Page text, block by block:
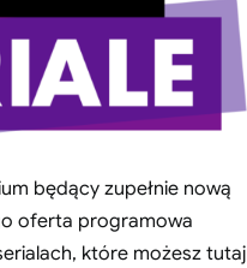
będący zupełnie nową
oferta programowa
które możesz tutaj